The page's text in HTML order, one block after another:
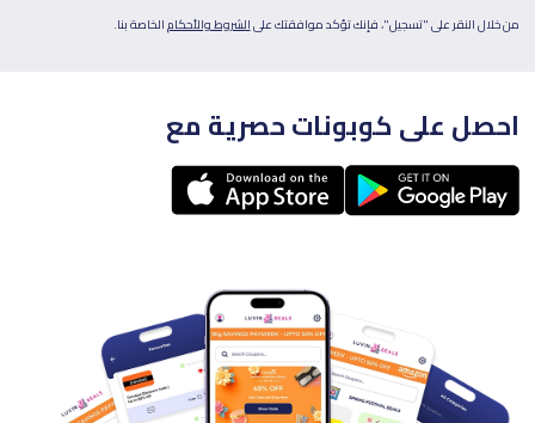
من خلال النقر على "تسجيل"، فإنك تؤكد موافقتك علىالشروط والأحكامالخاصة بنا.
احصل على كوبونات حصرية مع